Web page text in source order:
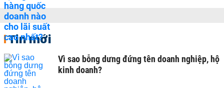
Tin mới
Vì sao bỗng dưng đứng tên doanh nghiệp, hộ
kinh doanh?